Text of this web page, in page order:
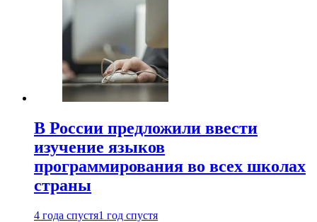
В России предложили ввести
изучение языков
программирования во всех школах
страны
4 года спустя1 год спустя